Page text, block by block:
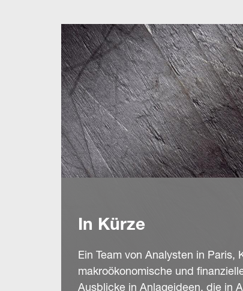
In Kürze
Ein Team von Analysten in
makroökonomische und
Ausblicke in Anlageideen, die in